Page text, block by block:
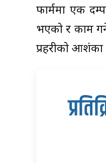
फार्ममा एक
भएको र काम
प्रहरीको